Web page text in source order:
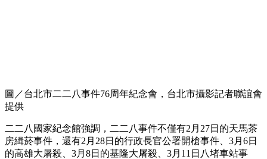
圖／台北市二二八事件76周年紀念會，台北市攝影記者聯誼會
提供
二二八國家紀念館強調，二二八事件不僅有2月27日的天馬茶
房緝菸事件，還有2月28日的行政長官公署開槍事件、3月6日
的高雄大屠殺、3月8日的基隆大屠殺、3月11日八堵車站事